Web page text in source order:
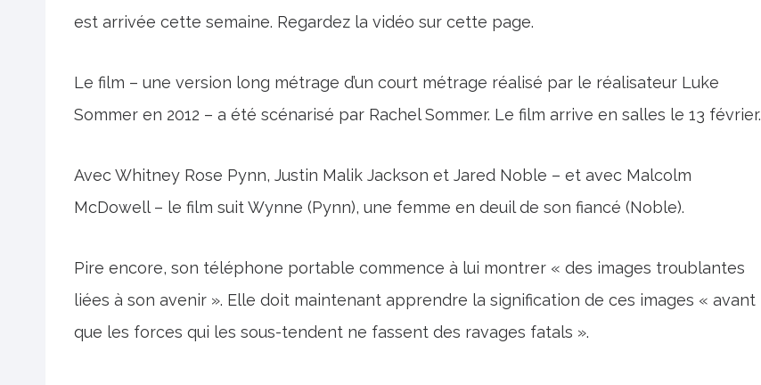
est arrivée cette semaine. Regardez la vidéo sur cette page.
Le film – une version long métrage d’un court métrage réalisé par le réalisateur Luke
Sommer en 2012 – a été scénarisé par Rachel Sommer. Le film arrive en salles le 13 février.
Avec Whitney Rose Pynn, Justin Malik Jackson et Jared Noble – et avec Malcolm
McDowell – le film suit Wynne (Pynn), une femme en deuil de son fiancé (Noble).
Pire encore, son téléphone portable commence à lui montrer « des images troublantes
liées à son avenir ». Elle doit maintenant apprendre la signification de ces images « avant
que les forces qui les sous-tendent ne fassent des ravages fatals ».